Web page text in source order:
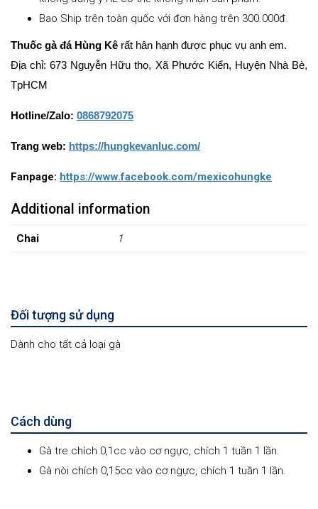
Bao Ship trên toàn quốc với đơn hàng trên 300.000đ.
Thuốc gà đá Hùng Kê rất hân hạnh được phục vụ anh em.
Địa chỉ: 673 Nguyễn Hữu thọ, Xã Phước Kiển, Huyện Nhà Bè,
TpHCM
Hotline/Zalo: 0868792075
Trang web: https://hungkevanluc.com/
Fanpage: https://www.facebook.com/mexicohungke
Additional information
Chai 1
Đối tượng sử dụng
Dành cho tất cả loại gà
Cách dùng
Gà tre chích 0,1cc vào cơ ngực, chích 1 tuần 1 lần.
Gà nòi chích 0,15cc vào cơ ngực, chích 1 tuần 1 lần.